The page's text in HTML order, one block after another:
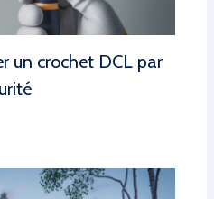
un crochet DCL par